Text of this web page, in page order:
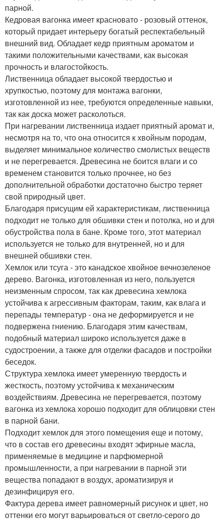
парной.
Кедровая вагонка имеет красновато - розовый оттенок,
который придает интерьеру богатый респектабельный
внешний вид. Обладает кедр приятным ароматом и
такими положительными качествами, как высокая
прочность и влагостойкость.
Лиственница обладает высокой твердостью и
хрупкостью, поэтому для монтажа вагонки,
изготовленной из нее, требуются определенные навыки,
так как доска может расколоться.
При нагревании лиственница издает приятный аромат и,
несмотря на то, что она относится к хвойным породам,
выделяет минимальное количество смолистых веществ
и не перегревается. Древесина не боится влаги и со
временем становится только прочнее, но без
дополнительной обработки достаточно быстро теряет
свой природный цвет.
Благодаря присущим ей характеристикам, лиственница
подходит не только для обшивки стен и потолка, но и для
обустройства пола в бане. Кроме того, этот материал
используется не только для внутренней, но и для
внешней обшивки стен.
Хемлок или тсуга - это канадское хвойное вечнозеленое
дерево. Вагонка, изготовленная из него, пользуется
неизменным спросом, так как древесина хемлока
устойчива к агрессивным факторам, таким, как влага и
перепады температур - она не деформируется и не
подвержена гниению. Благодаря этим качествам,
подобный материал широко используется даже в
судостроении, а также для отделки фасадов и постройки
беседок.
Структура хемлока имеет умеренную твердость и
жесткость, поэтому устойчива к механическим
воздействиям. Древесина не перегревается, поэтому
вагонка из хемлока хорошо подходит для облицовки стен
в парной бани.
Подходит хемлок для этого помещения еще и потому,
что в состав его древесины входят эфирные масла,
применяемые в медицине и парфюмерной
промышленности, а при нагревании в парной эти
вещества попадают в воздух, ароматизируя и
дезинфицируя его.
Фактура дерева имеет равномерный рисунок и цвет, но
оттенки его могут варьироваться от светло-серого до